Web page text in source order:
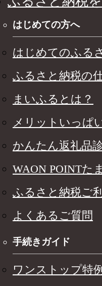
はじめての方へ
はじめてのふる
ふるさと納税の
まいふるとは？
メリットいっぱ
かんたん返礼品
WAON POINTた
ふるさと納税ご
よくあるご質問
手続きガイド
ワンストップ特